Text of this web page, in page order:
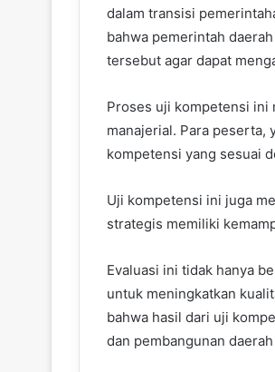
dalam transisi
bahwa pemerintah
tersebut agar dapat
Proses uji kompetensi ini
manajerial. Para peserta,
kompetensi yang sesuai
Uji kompetensi ini juga
strategis memiliki
Evaluasi ini tidak hanya
untuk meningkatkan
bahwa hasil dari uji
dan pembangunan